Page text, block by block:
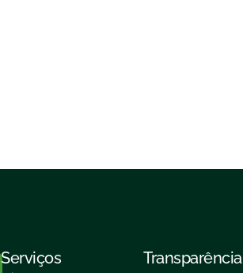
Serviços Transparência